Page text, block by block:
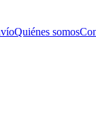
Quiénes somos